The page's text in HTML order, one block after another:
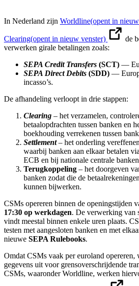
In Nederland zijn Worldline(opent in
Clearing(opent in nieuw venster)
de
verwerken girale betalingen zoals:
SEPA Credit Transfers (SCT) —
SEPA Direct Debits (SDD) —
incasso’s.
De afhandeling verloopt in drie stappen:
Clearing – het verzamelen,
betaalopdrachten tussen banken en
boekhouding verrekenen tussen
Settlement– het onderling
waarbij banken aan elkaar betalen
ECB en bij nationale centrale
Terugkoppeling – het doorgeven
banken zodat die de
kunnen bijwerken.
CSMs opereren binnen de openingstijden
17:30 op werkdagen. De verwerking van
vindt meestal binnen enkele uren plaats.
testen met aangesloten banken en met
nieuwe SEPA Rulebooks.
Omdat CSMs vaak per euroland opereren,
gegevens uit voor grensoverschrijdende
CSMs, waaronder Worldline, werken